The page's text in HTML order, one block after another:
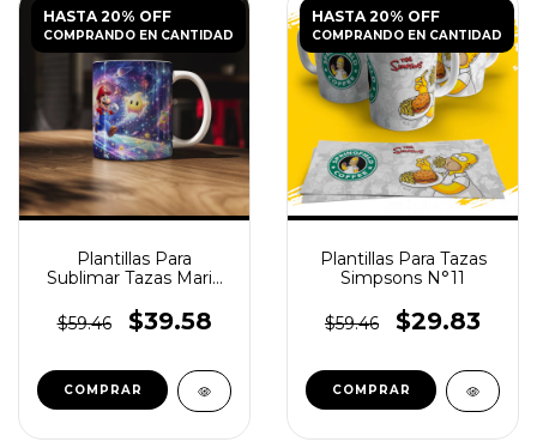
HASTA 20% OFF
COMPRANDO EN CANTIDAD
Plantillas Para
Sublimar Tazas Mario
$59.46
$39.58
HASTA 20% OFF
COMPRANDO EN CANTIDAD
Plantillas Para Tazas
Simpsons N°11
$59.46 $29.83